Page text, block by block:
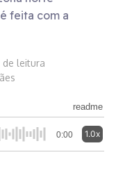
feita com a
de leitura
readme
0:00 1.0x